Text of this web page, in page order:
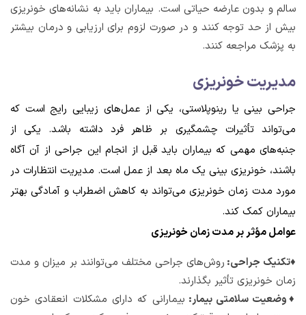
سالم و بدون عارضه حیاتی است. بیماران باید به نشانه‌های خونریزی
بیش از حد توجه کنند و در صورت لزوم برای ارزیابی و درمان بیشتر
به پزشک مراجعه کنند.
مدیریت خونریزی
جراحی بینی یا رینوپلاستی، یکی از عمل‌های زیبایی رایج است که
می‌تواند تأثیرات چشمگیری بر ظاهر فرد داشته باشد. یکی از
جنبه‌های مهمی که بیماران باید قبل از انجام این جراحی از آن آگاه
باشند، خونریزی بینی یک ماه بعد از عمل است. مدیریت انتظارات در
مورد مدت زمان خونریزی می‌تواند به کاهش اضطراب و آمادگی بهتر
بیماران کمک کند.
عوامل مؤثر بر مدت زمان خونریزی
♦تکنیک جراحی: روش‌های جراحی مختلف می‌توانند بر میزان و مدت
زمان خونریزی تأثیر بگذارند.
♦وضعیت سلامتی بیمار: بیمارانی که دارای مشکلات انعقادی خون